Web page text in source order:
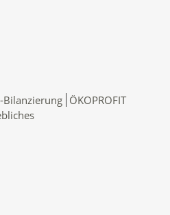
Bilanzierung ÖKOPROFIT